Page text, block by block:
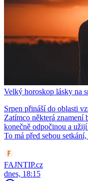
Velký horoskop lásky na
Srpen přináší do oblasti
Zatímco některá znamení
konečně odpočinou a
To má před sebou
FAJNTIP.cz
dnes, 18:15